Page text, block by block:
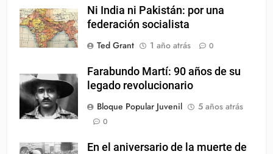
Ni India ni Pakistán: por una
federación socialista
Ted Grant
1 año atrás 0
Farabundo Martí: 90 años de su
legado revolucionario
Bloque Popular Juvenil
5 años atrás
0
En el aniversario de la muerte de